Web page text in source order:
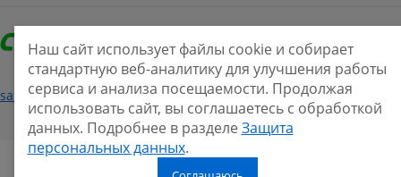
sale@smarine.shop2026Нашли ошибку?
Наш сайт использует файлы cookie и собирает
стандартную веб-аналитику для улучшения работы
сервиса и анализа посещаемости. Продолжая
использовать сайт, вы соглашаетесь с обработкой
данных. Подробнее в разделе Защита
персональных данных.